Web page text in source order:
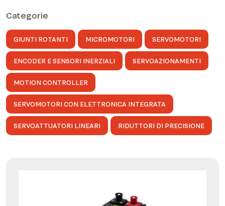
Categorie
GIUNTI ROTANTI MICROMOTORI SERVOMOTORI
ENCODER E SENSORI INERZIALI SERVOAZIONAMENTI
MOTION CONTROLLER
SERVOMOTORI CON ELETTRONICA INTEGRATA
SERVOATTUATORI LINEARI RIDUTTORI DI PRECISIONE